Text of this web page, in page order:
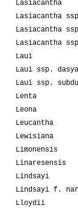
Lasiacantha
Lasiacantha
Lasiacantha
Lasiacantha
Laui
Laui ssp.
Laui ssp.
Lenta
Leona
Leucantha
Lewisiana
Limonensis
Linaresensis
Lindsayi
Lindsayi f.
Lloydii